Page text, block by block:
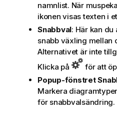
namnlist. När
ikonen visas texten i
Snabbval: Här kan
snabb växling mellan
Alternativet är inte
Klicka på
för att
Popup-fönstret
Markera
för snabbvalsändring.